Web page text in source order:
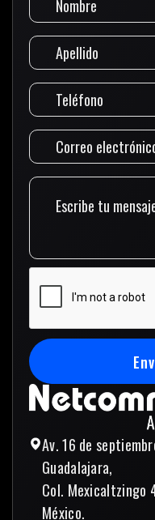
Av. 16 de
Guadalajara,
Col. Mexicaltzingo
México.